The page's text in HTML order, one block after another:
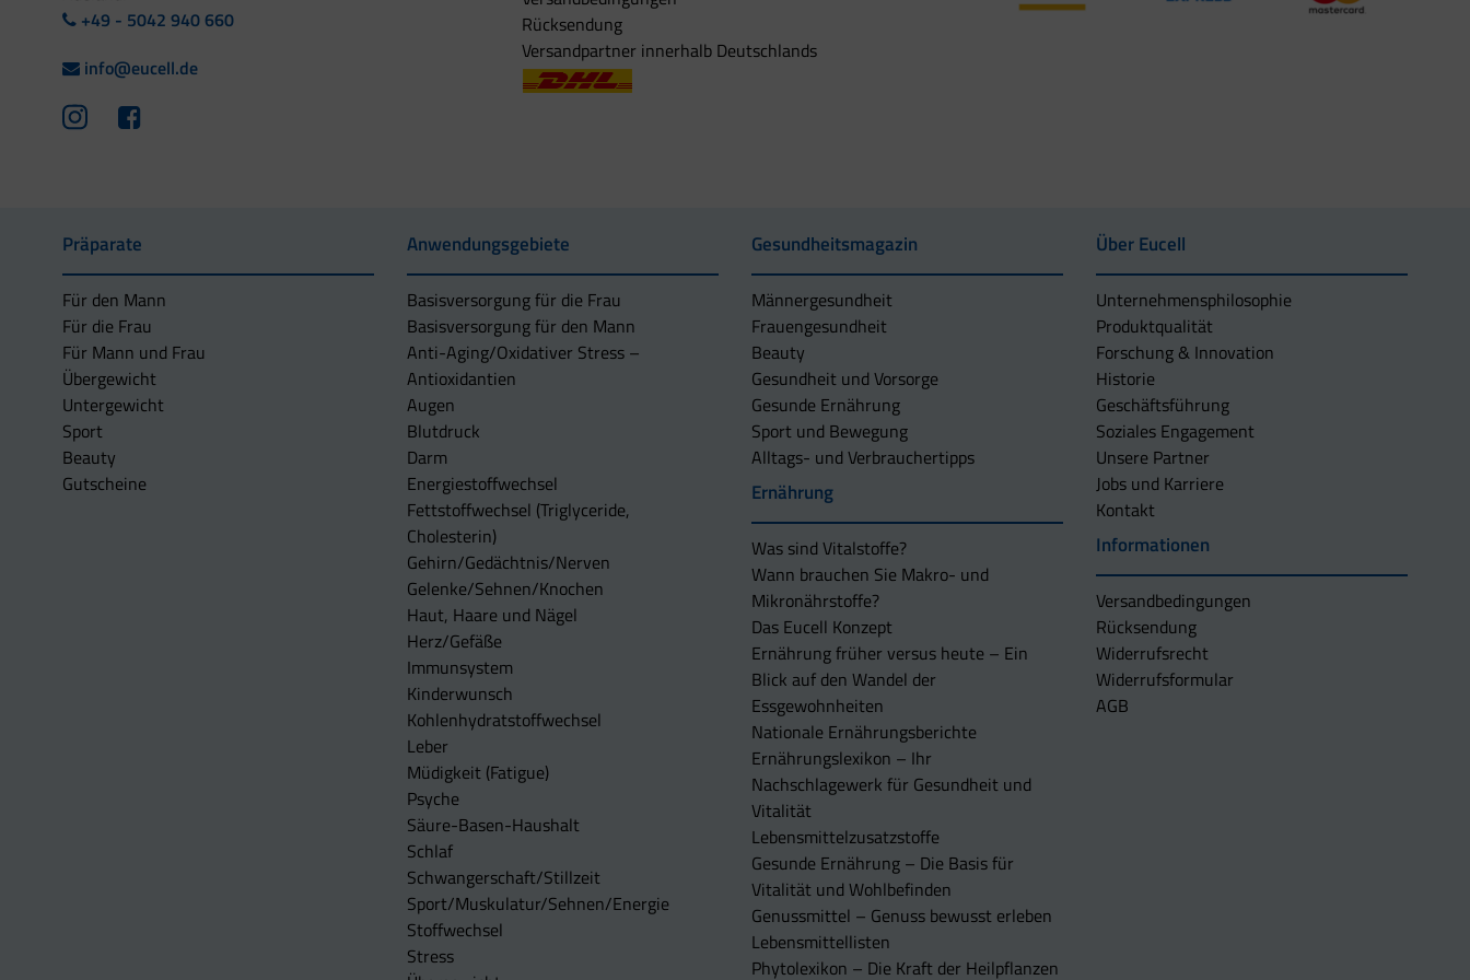
+49 - 5042 940 660
info@eucell.de
Rücksendung
Versandpartner innerhalb Deutschlands
Präparate
Für den Mann
Für die Frau
Für Mann und Frau
Übergewicht
Untergewicht
Sport
Beauty
Gutscheine
Anwendungsgebiete
Basisversorgung für die Frau
Basisversorgung für den Mann
Anti-Aging/Oxidativer Stress –
Antioxidantien
Augen
Blutdruck
Darm
Energiestoffwechsel
Fettstoffwechsel (Triglyceride,
Cholesterin)
Gehirn/Gedächtnis/Nerven
Gelenke/Sehnen/Knochen
Haut, Haare und Nägel
Herz/Gefäße
Immunsystem
Kinderwunsch
Kohlenhydratstoffwechsel
Leber
Müdigkeit (Fatigue)
Psyche
Säure-Basen-Haushalt
Schlaf
Schwangerschaft/Stillzeit
Sport/Muskulatur/Sehnen/Energie
Stoffwechsel
Stress
Gesundheitsmagazin
Männergesundheit
Frauengesundheit
Beauty
Gesundheit und Vorsorge
Gesunde Ernährung
Sport und Bewegung
Alltags- und Verbrauchertipps
Ernährung
Was sind Vitalstoffe?
Wann brauchen Sie Makro- und
Mikronährstoffe?
Das Eucell Konzept
Ernährung früher versus heute – Ein
Blick auf den Wandel der
Essgewohnheiten
Nationale Ernährungsberichte
Ernährungslexikon – Ihr
Nachschlagewerk für Gesundheit und
Vitalität
Lebensmittelzusatzstoffe
Gesunde Ernährung – Die Basis für
Vitalität und Wohlbefinden
Genussmittel – Genuss bewusst erleben
Lebensmittellisten
Phytolexikon – Die Kraft der Heilpflanzen
Über Eucell
Unternehmens­philosophie
Produktqualität
Forschung & Innovation
Historie
Geschäftsführung
Soziales Engagement
Unsere Partner
Jobs und Karriere
Kontakt
Informationen
Versandbedingungen
Rücksendung
Widerrufsrecht
Widerrufsformular
AGB